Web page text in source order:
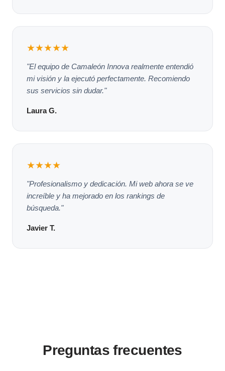
★★★★★
"El equipo de Camaleón Innova realmente entendió
mi visión y la ejecutó perfectamente. Recomiendo
sus servicios sin dudar."
Laura G.
★★★★
"Profesionalismo y dedicación. Mi web ahora se ve
increíble y ha mejorado en los rankings de
búsqueda."
Javier T.
Preguntas frecuentes